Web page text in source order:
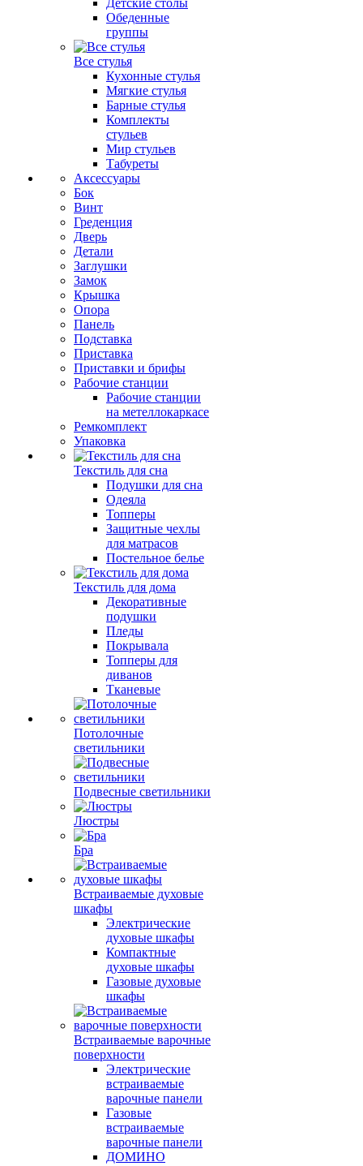
Детские столы
Обеденные
группы
Все стулья
Кухонные стулья
Мягкие стулья
Барные стулья
Комплекты
стульев
Мир стульев
Табуреты
Аксессуары
Бок
Винт
Греденция
Дверь
Детали
Заглушки
Замок
Крышка
Опора
Панель
Подставка
Приставка
Приставки и брифы
Рабочие станции
Рабочие станции
на метеллокаркасе
Ремкомплект
Упаковка
Текстиль для сна
Подушки для сна
Одеяла
Топперы
Защитные чехлы
для матрасов
Постельное белье
Текстиль для дома
Декоративные
подушки
Пледы
Покрывала
Топперы для
диванов
Тканевые
Потолочные
светильники
Подвесные светильники
Люстры
Бра
Встраиваемые духовые
шкафы
Электрические
духовые шкафы
Компактные
духовые шкафы
Газовые духовые
шкафы
Встраиваемые варочные
поверхности
Электрические
встраиваемые
варочные панели
Газовые
встраиваемые
варочные панели
ДОМИНО